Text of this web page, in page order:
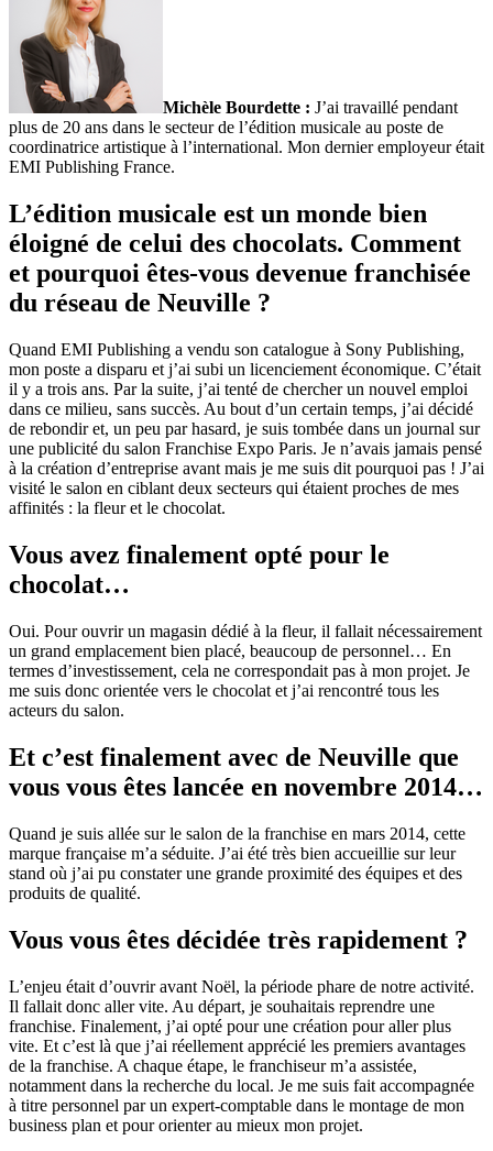
Michèle Bourdette : J’ai travaillé pendant
plus de 20 ans dans le secteur de l’édition musicale au poste de
coordinatrice artistique à l’international. Mon dernier employeur était
EMI Publishing France.
L’édition musicale est un monde bien
éloigné de celui des chocolats. Comment
et pourquoi êtes-vous devenue franchisée
du réseau de Neuville ?
Quand EMI Publishing a vendu son catalogue à Sony Publishing,
mon poste a disparu et j’ai subi un licenciement économique. C’était
il y a trois ans. Par la suite, j’ai tenté de chercher un nouvel emploi
dans ce milieu, sans succès. Au bout d’un certain temps, j’ai décidé
de rebondir et, un peu par hasard, je suis tombée dans un journal sur
une publicité du salon Franchise Expo Paris. Je n’avais jamais pensé
à la création d’entreprise avant mais je me suis dit pourquoi pas ! J’ai
visité le salon en ciblant deux secteurs qui étaient proches de mes
affinités : la fleur et le chocolat.
Vous avez finalement opté pour le
chocolat…
Oui. Pour ouvrir un magasin dédié à la fleur, il fallait nécessairement
un grand emplacement bien placé, beaucoup de personnel… En
termes d’investissement, cela ne correspondait pas à mon projet. Je
me suis donc orientée vers le chocolat et j’ai rencontré tous les
acteurs du salon.
Et c’est finalement avec de Neuville que
vous vous êtes lancée en novembre 2014…
Quand je suis allée sur le salon de la franchise en mars 2014, cette
marque française m’a séduite. J’ai été très bien accueillie sur leur
stand où j’ai pu constater une grande proximité des équipes et des
produits de qualité.
Vous vous êtes décidée très rapidement ?
L’enjeu était d’ouvrir avant Noël, la période phare de notre activité.
Il fallait donc aller vite. Au départ, je souhaitais reprendre une
franchise. Finalement, j’ai opté pour une création pour aller plus
vite. Et c’est là que j’ai réellement apprécié les premiers avantages
de la franchise. A chaque étape, le franchiseur m’a assistée,
notamment dans la recherche du local. Je me suis fait accompagnée
à titre personnel par un expert-comptable dans le montage de mon
business plan et pour orienter au mieux mon projet.